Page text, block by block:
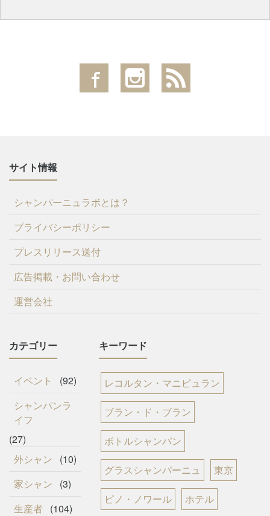
サイト情報
シャンパーニュラボとは？
プライバシーポリシー
プレスリリース送付
広告掲載・お問い合わせ
運営会社
カテゴリー
イベント
(92)
シャンパンラ
イフ
(27)
外シャン
(10)
家シャン
(3)
生産者 (104)
キーワード
レコルタン・マニピュラン
ブラン・ド・ブラン
ボトルシャンパン
グラスシャンパーニュ 東京
ピノ・ノワール ホテル